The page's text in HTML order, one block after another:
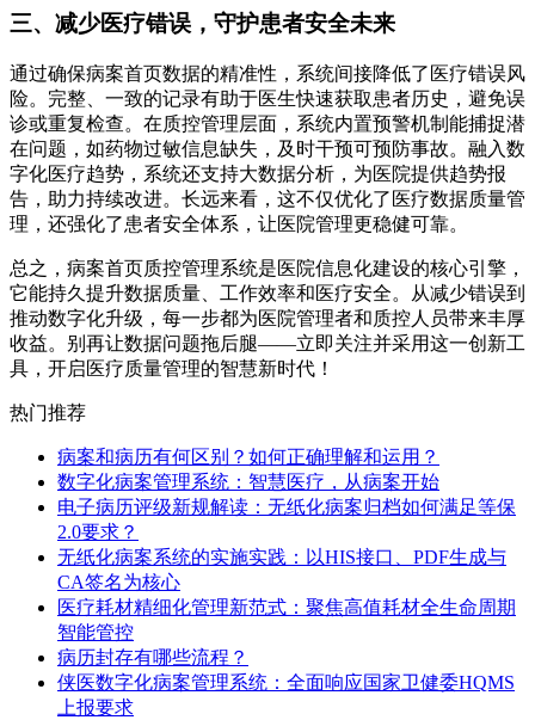
三、减少医疗错误，守护患者安全未来
通过确保病案首页数据的精准性，系统间接降低了医疗错误风
险。完整、一致的记录有助于医生快速获取患者历史，避免误
诊或重复检查。在质控管理层面，系统内置预警机制能捕捉潜
在问题，如药物过敏信息缺失，及时干预可预防事故。融入数
字化医疗趋势，系统还支持大数据分析，为医院提供趋势报
告，助力持续改进。长远来看，这不仅优化了医疗数据质量管
理，还强化了患者安全体系，让医院管理更稳健可靠。
总之，病案首页质控管理系统是医院信息化建设的核心引擎，
它能持久提升数据质量、工作效率和医疗安全。从减少错误到
推动数字化升级，每一步都为医院管理者和质控人员带来丰厚
收益。别再让数据问题拖后腿——立即关注并采用这一创新工
具，开启医疗质量管理的智慧新时代！
热门推荐
病案和病历有何区别？如何正确理解和运用？
数字化病案管理系统：智慧医疗，从病案开始
电子病历评级新规解读：无纸化病案归档如何满足等保
2.0要求？
无纸化病案系统的实施实践：以HIS接口、PDF生成与
CA签名为核心
医疗耗材精细化管理新范式：聚焦高值耗材全生命周期
智能管控
病历封存有哪些流程？
侠医数字化病案管理系统：全面响应国家卫健委HQMS
上报要求